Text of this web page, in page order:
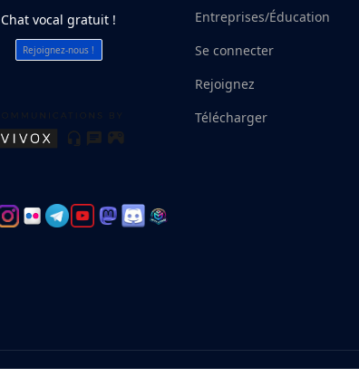
Chat vocal gratuit !
Rejoignez-nous !
Entreprises/Éducation
Se connecter
Rejoignez
Télécharger